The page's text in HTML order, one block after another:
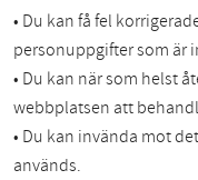
• Du kan få fel
personuppgifter som är
• Du kan när som helst
webbplatsen att
• Du kan invända mot
används.